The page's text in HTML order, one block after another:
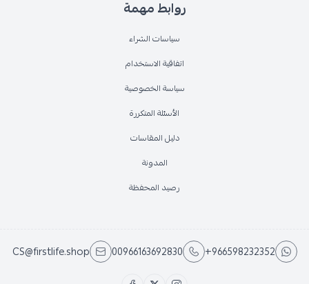
روابط مهمة
سياسات الشراء
اتفاقية الاستخدام
سياسة الخصوصية
الأسئلة المتكررة
دليل المقاسات
المدونة
رصيد المحفظة
+966598232352
00966163692830
CS@firstlife.shop